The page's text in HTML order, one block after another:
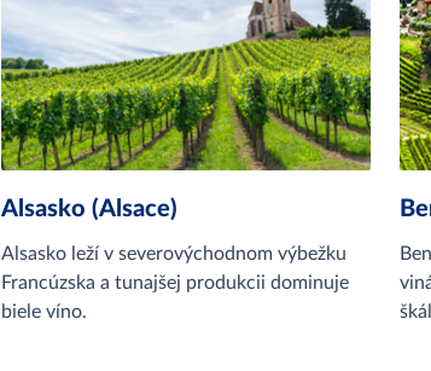
Alsasko (Alsace)
Alsasko leží v severovýchodnom výbežku
Francúzska a tunajšej produkcii dominuje
biele víno.